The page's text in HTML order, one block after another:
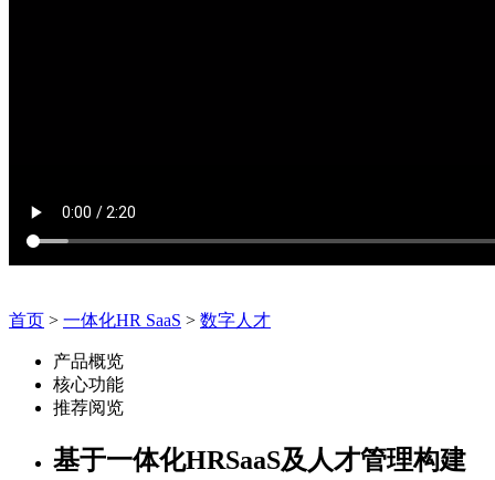
首页 > 一体化HR SaaS > 数字人才
产品概览
核心功能
推荐阅览
基于一体化HRSaaS及人才管理构建